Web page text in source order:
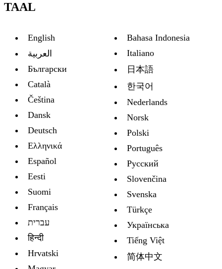
TAAL
English
العربية
Български
Català
Čeština
Dansk
Deutsch
Ελληνικά
Español
Eesti
Suomi
Français
עברית
हिन्दी
Hrvatski
Bahasa Indonesia
Italiano
日本語
한국어
Nederlands
Norsk
Polski
Português
Русский
Slovenčina
Svenska
Türkçe
Украïнська
Tiếng Việt
简体中文